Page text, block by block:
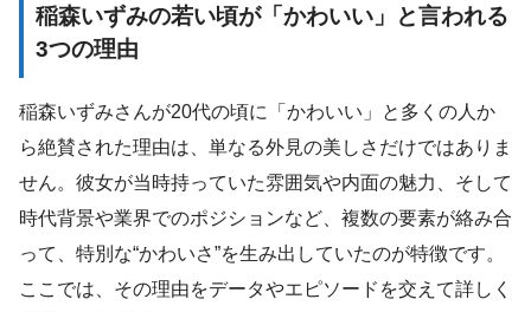
稲森いずみの若い頃が「かわいい」と言われる
3つの理由
稲森いずみさんが20代の頃に「かわいい」と多くの人か
ら絶賛された理由は、単なる外見の美しさだけではありま
せん。彼女が当時持っていた雰囲気や内面の魅力、そして
時代背景や業界でのポジションなど、複数の要素が絡み合
って、特別な“かわいさ”を生み出していたのが特徴です。
ここでは、その理由をデータやエピソードを交えて詳しく